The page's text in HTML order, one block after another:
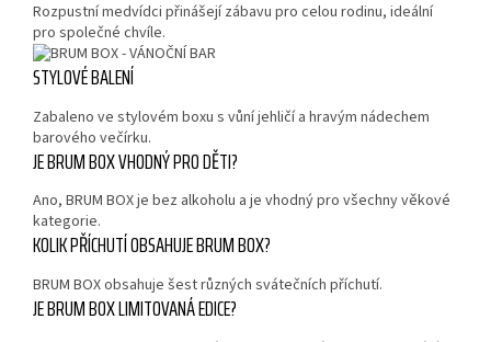
Rozpustní medvídci přinášejí zábavu pro celou rodinu, ideální
pro společné chvíle.
STYLOVÉ BALENÍ
Zabaleno ve stylovém boxu s vůní jehličí a hravým nádechem
barového večírku.
JE BRUM BOX VHODNÝ PRO DĚTI?
Ano, BRUM BOX je bez alkoholu a je vhodný pro všechny věkové
kategorie.
KOLIK PŘÍCHUTÍ OBSAHUJE BRUM BOX?
BRUM BOX obsahuje šest různých svátečních příchutí.
JE BRUM BOX LIMITOVANÁ EDICE?